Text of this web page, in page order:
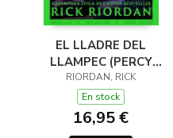
EL LLADRE DEL
LLAMPEC (PERCY
JACKSON I ELS DÉUS
DE L'OLIMP 1)
RIORDAN, RICK
En stock
16,95 €